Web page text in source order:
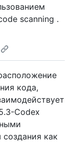
scanning .
кода,
Codex
как